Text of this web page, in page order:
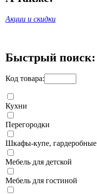
Акции и скидки
Быстрый поиск:
Код товара:
Кухни
Перегородки
Шкафы-купе, гардеробные
Мебель для детской
Мебель для гостиной